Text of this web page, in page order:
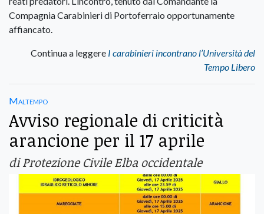
Compagnia Carabinieri di Portoferraio opportunamente
affiancato.
Continua a leggere I carabinieri incontrano l’Università del
Tempo Libero
Maltempo
Avviso regionale di criticità
arancione per il 17 aprile
di Protezione Civile Elba occidentale